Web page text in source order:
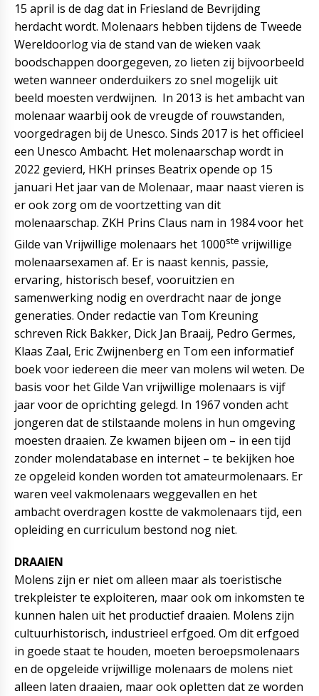
15 april is de dag dat in Friesland de Bevrijding
herdacht wordt. Molenaars hebben tijdens de Tweede
Wereldoorlog via de stand van de wieken vaak
boodschappen doorgegeven, zo lieten zij bijvoorbeeld
weten wanneer onderduikers zo snel mogelijk uit
beeld moesten verdwijnen. In 2013 is het ambacht van
molenaar waarbij ook de vreugde of rouwstanden,
voorgedragen bij de Unesco. Sinds 2017 is het officieel
een Unesco Ambacht. Het molenaarschap wordt in
2022 gevierd, HKH prinses Beatrix opende op 15
januari Het jaar van de Molenaar, maar naast vieren is
er ook zorg om de voortzetting van dit
molenaarschap. ZKH Prins Claus nam in 1984 voor het
Gilde van Vrijwillige molenaars het 1000ste vrijwillige
molenaarsexamen af. Er is naast kennis, passie,
ervaring, historisch besef, vooruitzien en
samenwerking nodig en overdracht naar de jonge
generaties. Onder redactie van Tom Kreuning
schreven Rick Bakker, Dick Jan Braaij, Pedro Germes,
Klaas Zaal, Eric Zwijnenberg en Tom een informatief
boek voor iedereen die meer van molens wil weten. De
basis voor het Gilde Van vrijwillige molenaars is vijf
jaar voor de oprichting gelegd. In 1967 vonden acht
jongeren dat de stilstaande molens in hun omgeving
moesten draaien. Ze kwamen bijeen om – in een tijd
zonder molendatabase en internet – te bekijken hoe
ze opgeleid konden worden tot amateurmolenaars. Er
waren veel vakmolenaars weggevallen en het
ambacht overdragen kostte de vakmolenaars tijd, een
opleiding en curriculum bestond nog niet.
DRAAIEN
Molens zijn er niet om alleen maar als toeristische
trekpleister te exploiteren, maar ook om inkomsten te
kunnen halen uit het productief draaien. Molens zijn
cultuurhistorisch, industrieel erfgoed. Om dit erfgoed
in goede staat te houden, moeten beroepsmolenaars
en de opgeleide vrijwillige molenaars de molens niet
alleen laten draaien, maar ook opletten dat ze worden